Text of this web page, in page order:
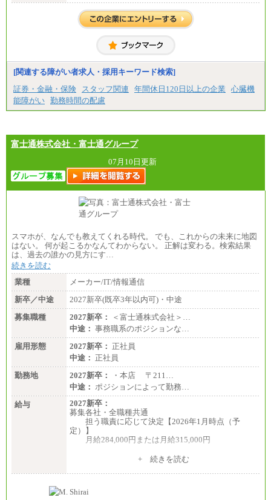
※１ 試用期間６か月（試用期間中も給与に変更
はございません）
※２ 勤務地により異なります
（1) 総合職 （院了）月給274,862円～／（大学卒）
月給245,000円～（※1）
(2) エリア総合職 月給233,410円～（※1）
(3) アシスタントスタッフ 日給9,800円～12,500円
（※2）
※１ 試用期間６か月（試用期間中も給与に変更
なし）
※２ 勤務地により異なる
[関連する障がい者求人・採用キーワード検索]
証券・金融・保険
スタッフ関連 年間休日120日以上の企業
心臓機
能障がい 勤務時間の配慮
富士通株式会社・富士通グループ
07月10日更新
スマホが、なんでも教えてくれる時代。 でも、これからの未来に地図
はない。 何が起こるかなんてわからない。 正解は変わる。検索結果
は、過去の誰かの見方にす…
続きを読む
業種
メーカー/IT/情報通信
新卒／中途
2027新卒(既卒3年以内可)・中途
募集職種
2027新卒：
＜富士通株式会社＞…
中途： 事務職系のポジションな…
雇用形態
2027新卒： 正社員
中途： 正社員
勤務地
2027新卒：
・本店 〒211…
中途： ポジションによって勤務…
給与
2027新卒：
募集各社・全職種共通
担う職責に応じて決定【2026年1月時点（予
定）】
月給284,000円または月給315,000円
※入社後早期から、自律的な業務遂行が求めら
す。
い職責を担う方については、さらに高い金額を個別
+ 続きを読む